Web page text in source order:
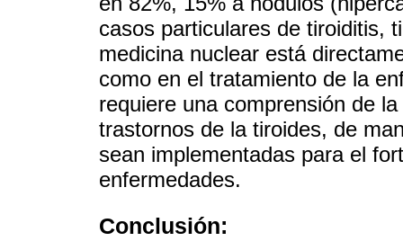
casos particulares de tiroiditis,
medicina nuclear está
como en el tratamiento de la
requiere una comprensión de
trastornos de la tiroides, de
sean implementadas para el
enfermedades.
Conclusión: